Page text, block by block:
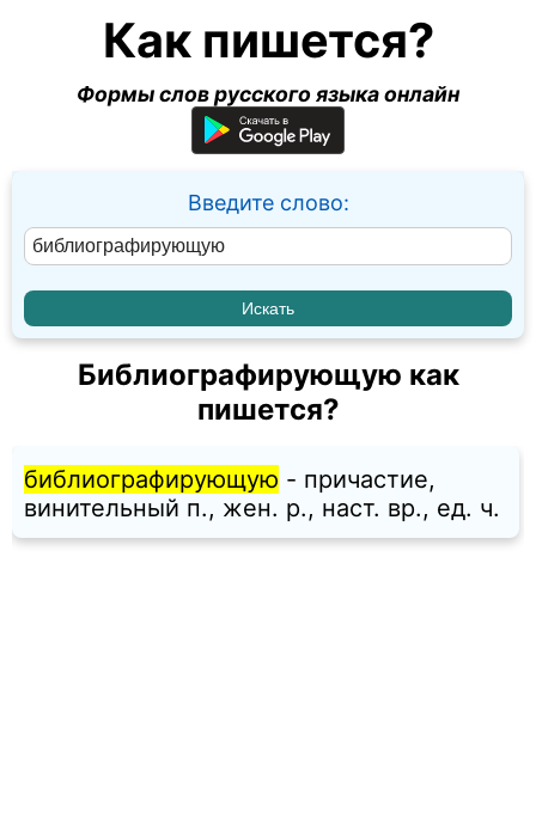
Как пишется?
Формы слов русского языка онлайн
Введите слово:
Библиографирующую как
пишется?
библиографирующую - причастие,
винительный п., жен. p., наст. вр., ед. ч.